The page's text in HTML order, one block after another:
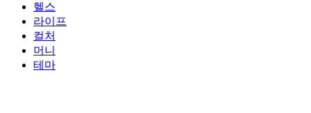
헬스
라이프
컬처
머니
테마